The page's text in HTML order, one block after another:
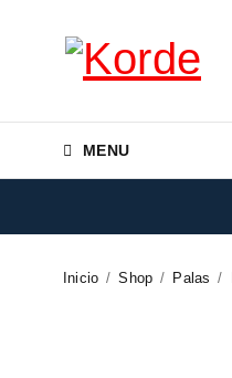
MENU
Inicio / Shop / Palas /